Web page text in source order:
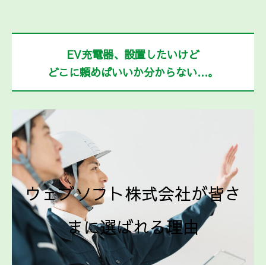
EV充電器、設置したいけど
どこに頼めばいいか分からない…。
ウェブソフト株式会社が皆さ
まに選ばれる理由